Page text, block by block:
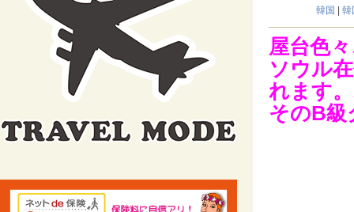
韓国
韓
屋台色
ソウル
れます
そのB級